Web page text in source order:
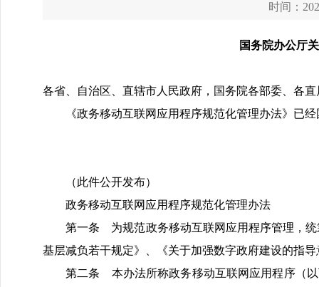
时间：
国务院办公厅
各省、自治区、直辖市人民政府，国务院各部委、各直
《政务移动互联网应用程序规范化管理办法》已经
（此件公开发布）
政务移动互联网应用程序规范化管理办法
第一条 为规范政务移动互联网应用程序管理，统筹
基层减负若干规定》、《关于加强数字政府建设的指
第二条 本办法所称政务移动互联网应用程序（以